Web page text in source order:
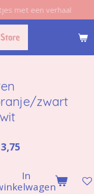
met een verhaal
zwart
In